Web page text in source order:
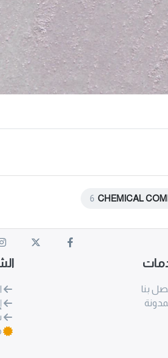
CHEMICAL
6
بنا